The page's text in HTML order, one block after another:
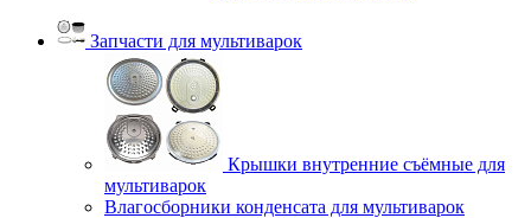
Запчасти для мультиварок
Крышки внутренние съёмные для
мультиварок
Влагосборники конденсата для мультиварок